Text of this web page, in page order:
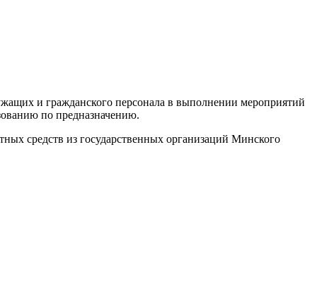
и гражданского персонала в выполнении мероприятий
по предназначению.
средств из государственных организаций Минского